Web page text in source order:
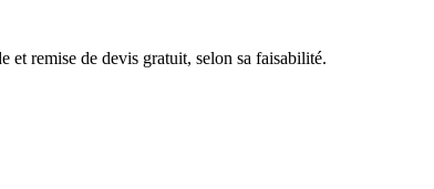
et remise de devis gratuit, selon sa faisabilité.